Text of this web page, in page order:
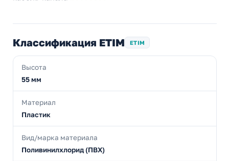
Классификация ETIM ETIM
Высота
55 мм
Материал
Пластик
Вид/марка материала
Поливинилхлорид (ПВХ)